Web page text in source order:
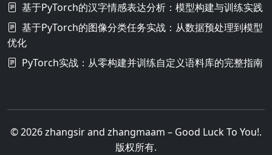
基于PyTorch的汉字情感表达分析：模型构建与训练实践
基于PyTorch的图像分类任务实战：从数据预处理到模型
优化
PyTorch实战：从零构建并训练自定义语料库的完整指南
© 2026 zhangsir and zhangmaam – Good Luck To You!.
版权所有.